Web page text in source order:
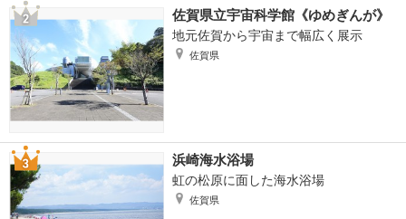
佐賀県立宇宙科学館《ゆめぎんが》
地元佐賀から宇宙まで幅広く展示
佐賀県
浜崎海水浴場
虹の松原に面した海水浴場
佐賀県